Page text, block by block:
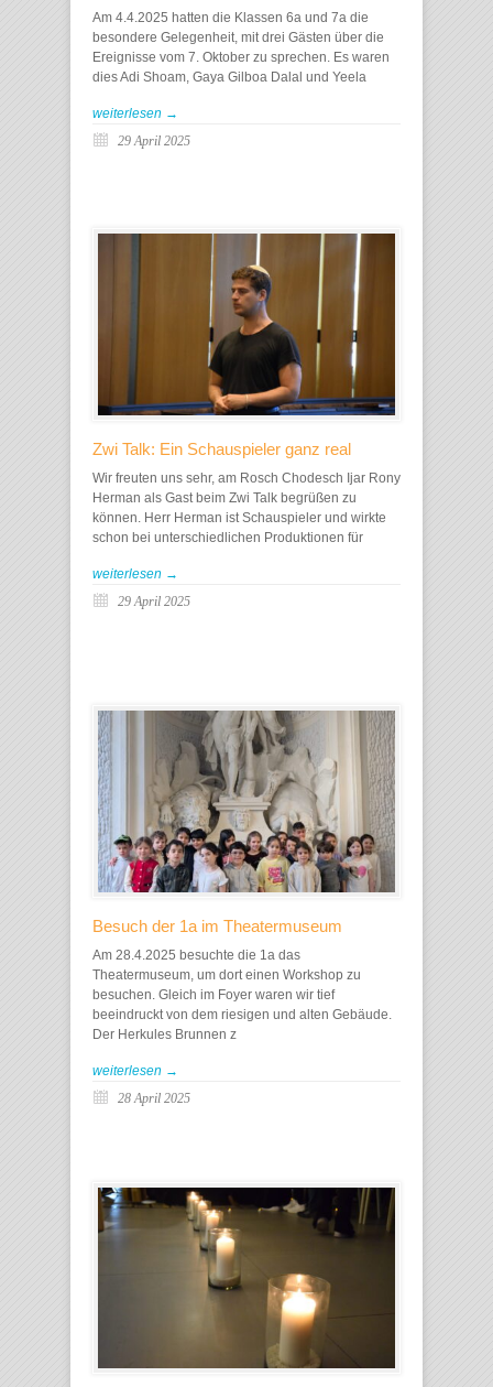
Am 4.4.2025 hatten die Klassen 6a und 7a die
besondere Gelegenheit, mit drei Gästen über die
Ereignisse vom 7. Oktober zu sprechen. Es waren
dies Adi Shoam, Gaya Gilboa Dalal und Yeela
weiterlesen →
29 April 2025
Zwi Talk: Ein Schauspieler ganz real
Wir freuten uns sehr, am Rosch Chodesch Ijar Rony
Herman als Gast beim Zwi Talk begrüßen zu
können. Herr Herman ist Schauspieler und wirkte
schon bei unterschiedlichen Produktionen für
weiterlesen →
29 April 2025
Besuch der 1a im Theatermuseum
Am 28.4.2025 besuchte die 1a das
Theatermuseum, um dort einen Workshop zu
besuchen. Gleich im Foyer waren wir tief
beeindruckt von dem riesigen und alten Gebäude.
Der Herkules Brunnen z
weiterlesen →
28 April 2025